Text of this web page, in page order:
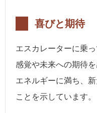
喜びと期待
エスカレーターに乗
感覚や未来への期待
エネルギーに満ち、
ことを示しています。